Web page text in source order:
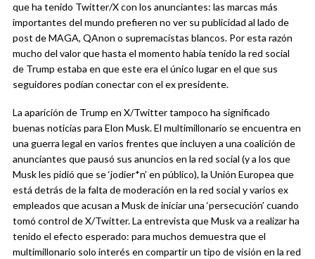
que ha tenido Twitter/X con los anunciantes: las marcas más
importantes del mundo prefieren no ver su publicidad al lado de
post de MAGA, QAnon o supremacistas blancos. Por esta razón
mucho del valor que hasta el momento había tenido la red social
de Trump estaba en que este era el único lugar en el que sus
seguidores podían conectar con el ex presidente.
La aparición de Trump en X/Twitter tampoco ha significado
buenas noticias para Elon Musk. El multimillonario se encuentra en
una guerra legal en varios frentes que incluyen a una coalición de
anunciantes que pausó sus anuncios en la red social (y a los que
Musk les pidió que se ‘jodier*n’ en público), la Unión Europea que
está detrás de la falta de moderación en la red social y varios ex
empleados que acusan a Musk de iniciar una ‘persecución’ cuando
tomó control de X/Twitter. La entrevista que Musk va a realizar ha
tenido el efecto esperado: para muchos demuestra que el
multimillonario solo interés en compartir un tipo de visión en la red